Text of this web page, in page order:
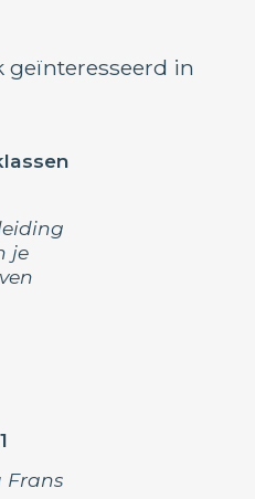
geïnteresseerd in
je
Frans